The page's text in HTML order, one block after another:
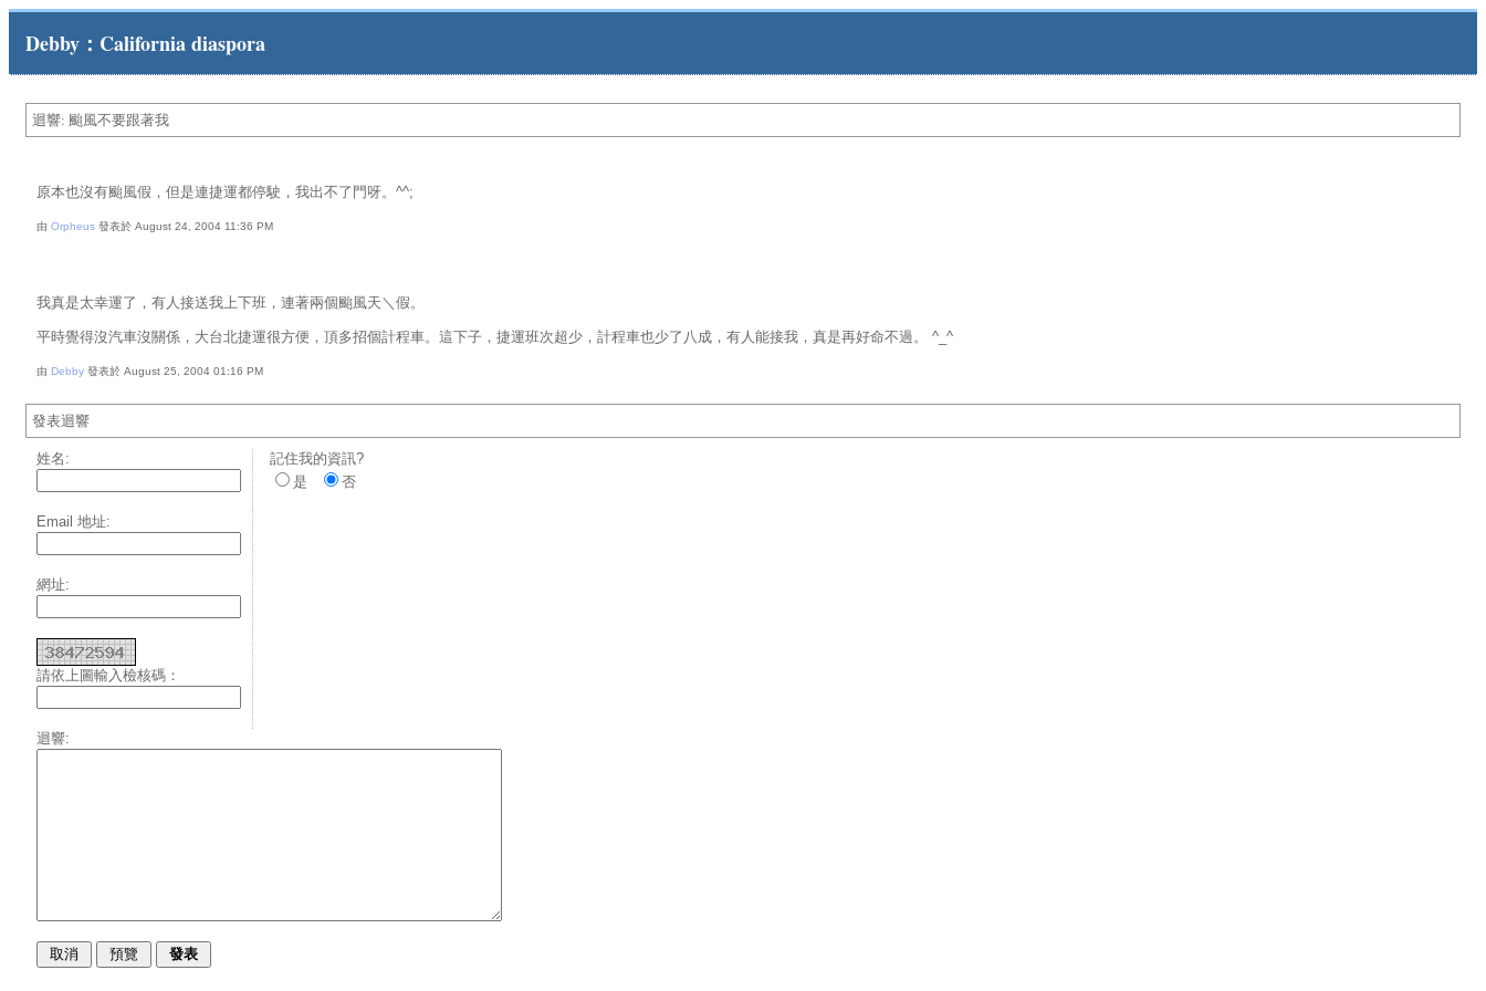
Debby：California diaspora
迴響: 颱風不要跟著我
原本也沒有颱風假，但是連捷運都停駛，我出不了門呀。^^;
由 Orpheus 發表於 August 24, 2004 11:36 PM
我真是太幸運了，有人接送我上下班，連著兩個颱風天＼假。
平時覺得沒汽車沒關係，大台北捷運很方便，頂多招個計程車。這下子，捷運班次超少，計程車也少了八成，有人能接我，真是再好命不過。 ^_^
由 Debby 發表於 August 25, 2004 01:16 PM
發表迴響
姓名:
Email 地址:
網址:
請依上圖輸入檢核碼：
記住我的資訊?
是
否
迴響: